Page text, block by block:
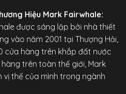
Hiệu Mark Fairwhale:
được sáng lập bởi nhà thiết
vào năm 2001 tại Thượng Hải,
cửa hàng trên khắp đất nước
trên toàn thế giới, Mark
vị thế của mình trong ngành